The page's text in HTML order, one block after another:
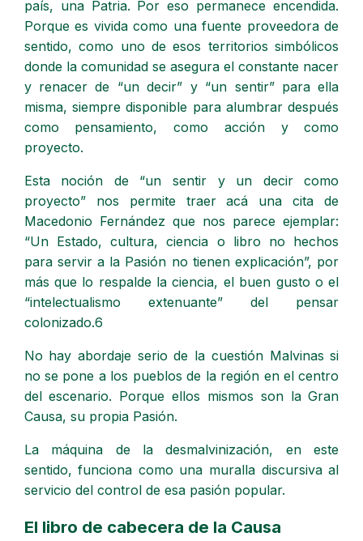
país, una Patria. Por eso permanece encendida.
Porque es vivida como una fuente proveedora de
sentido, como uno de esos territorios simbólicos
donde la comunidad se asegura el constante nacer
y renacer de “un decir” y “un sentir” para ella
misma, siempre disponible para alumbrar después
como pensamiento, como acción y como
proyecto.
Esta noción de “un sentir y un decir como
proyecto” nos permite traer acá una cita de
Macedonio Fernández que nos parece ejemplar:
“Un Estado, cultura, ciencia o libro no hechos
para servir a la Pasión no tienen explicación”, por
más que lo respalde la ciencia, el buen gusto o el
“intelectualismo extenuante” del pensar
colonizado.6
No hay abordaje serio de la cuestión Malvinas si
no se pone a los pueblos de la región en el centro
del escenario. Porque ellos mismos son la Gran
Causa, su propia Pasión.
La máquina de la desmalvinización, en este
sentido, funciona como una muralla discursiva al
servicio del control de esa pasión popular.
El libro de cabecera de la Causa